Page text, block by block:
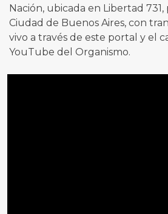
Nación, ubicada en Libertad 731,
Ciudad de Buenos Aires, con
vivo a través de este portal y el
YouTube del Organismo.